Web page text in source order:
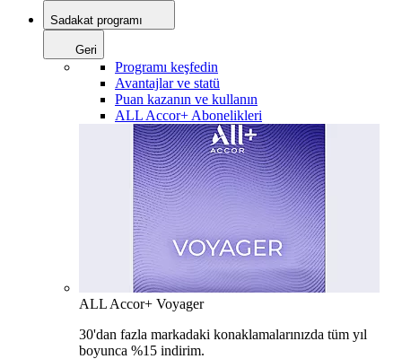
Sadakat programı
Geri
Programı keşfedin
Avantajlar ve statü
Puan kazanın ve kullanın
ALL Accor+ Abonelikleri
ALL Accor+ Voyager
30'dan fazla markadaki konaklamalarınızda tüm yıl
boyunca %15 indirim.